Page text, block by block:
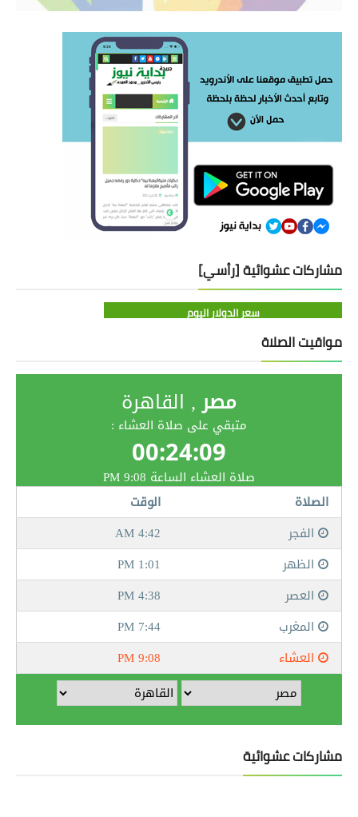
مشاركات عشوائية [رأسي]
سعر الدولار اليوم
مواقيت الصلاة
مشاركات عشوائية